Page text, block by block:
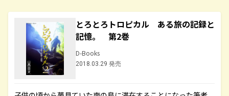
とろとろトロピカル ある旅の記録と
記憶。 第2巻
D-Books
2018.03.29 発売